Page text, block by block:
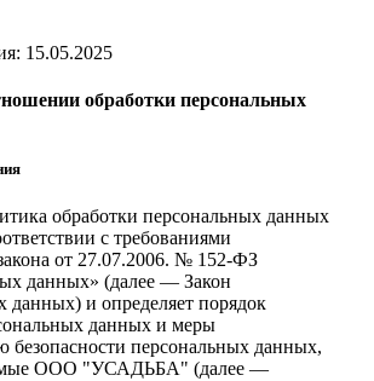
15.05.2025
обработки персональных
обработки персональных данных
с требованиями
от 27.07.2006. № 152-ФЗ
данных» (далее — Закон
данных) и определяет порядок
данных и меры
безопасности персональных данных,
ООО "УСАДЬБА" (далее —